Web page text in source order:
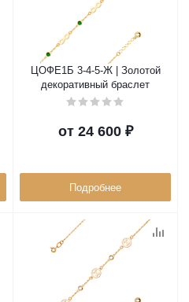
ЦОФЕ1Б 3-4-5-Ж | Золотой
декоративный браслет
от 24 600 ₽
Подробнее